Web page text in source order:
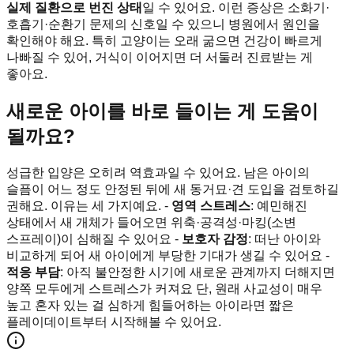
실제 질환으로 번진 상태 일 수 있어요. 이런 증상은 소화기·
호흡기·순환기 문제의 신호일 수 있으니 병원에서 원인을
확인해야 해요. 특히 고양이는 오래 굶으면 건강이 빠르게
나빠질 수 있어, 거식이 이어지면 더 서둘러 진료받는 게
좋아요.
새로운 아이를 바로 들이는 게 도움이
될까요?
성급한 입양은 오히려 역효과일 수 있어요. 남은 아이의
슬픔이 어느 정도 안정된 뒤에 새 동거묘·견 도입을 검토하길
권해요. 이유는 세 가지예요. - 영역 스트레스: 예민해진
상태에서 새 개체가 들어오면 위축·공격성·마킹(소변
스프레이)이 심해질 수 있어요 - 보호자 감정: 떠난 아이와
비교하게 되어 새 아이에게 부당한 기대가 생길 수 있어요 -
적응 부담: 아직 불안정한 시기에 새로운 관계까지 더해지면
양쪽 모두에게 스트레스가 커져요 단, 원래 사교성이 매우
높고 혼자 있는 걸 심하게 힘들어하는 아이라면 짧은
플레이데이트부터 시작해볼 수 있어요.